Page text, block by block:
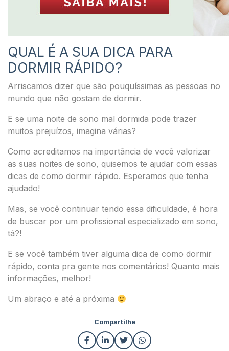
QUAL É A SUA DICA PARA
DORMIR RÁPIDO?
Arriscamos dizer que são pouquíssimas as pessoas no
mundo que não gostam de dormir.
E se uma noite de sono mal dormida pode trazer
muitos prejuízos, imagina várias?
Como acreditamos na importância de você valorizar
as suas noites de sono, quisemos te ajudar com essas
dicas de como dormir rápido. Esperamos que tenha
ajudado!
Mas, se você continuar tendo essa dificuldade, é hora
de buscar por um profissional especializado em sono,
tá?!
E se você também tiver alguma dica de como dormir
rápido, conta pra gente nos comentários! Quanto mais
informações, melhor!
Um abraço e até a próxima
Compartilhe